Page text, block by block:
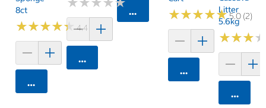
8ct
★★★★★
★★★★★4.4 (28)
카트에 담기
카트에 담기
카트에 담기
★★★★★
★★★★★5.0 (2)
카트에 담기
Litter
5.6kg
★★★
★★★
카트에